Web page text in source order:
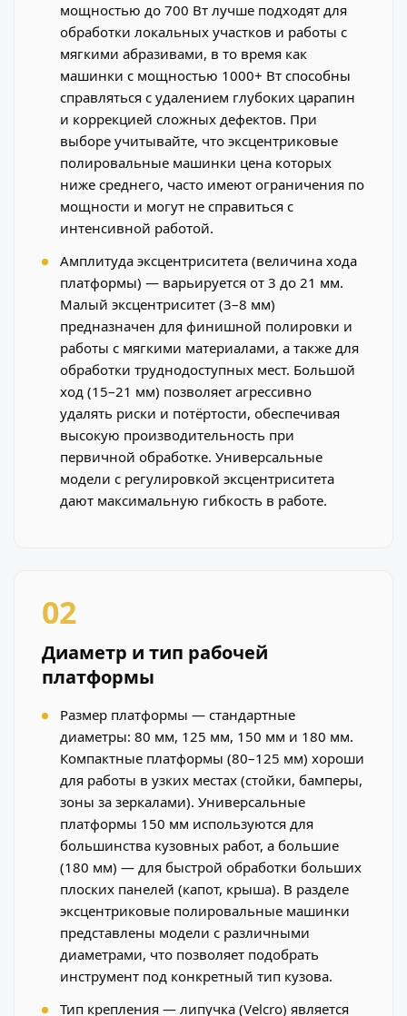
мощностью до 700 Вт лучше подходят для
обработки локальных участков и работы с
мягкими абразивами, в то время как
машинки с мощностью 1000+ Вт способны
справляться с удалением глубоких царапин
и коррекцией сложных дефектов. При
выборе учитывайте, что эксцентриковые
полировальные машинки цена которых
ниже среднего, часто имеют ограничения по
мощности и могут не справиться с
интенсивной работой.
Амплитуда эксцентриситета (величина хода
платформы) — варьируется от 3 до 21 мм.
Малый эксцентриситет (3–8 мм)
предназначен для финишной полировки и
работы с мягкими материалами, а также для
обработки труднодоступных мест. Большой
ход (15–21 мм) позволяет агрессивно
удалять риски и потёртости, обеспечивая
высокую производительность при
первичной обработке. Универсальные
модели с регулировкой эксцентриситета
дают максимальную гибкость в работе.
02
Диаметр и тип рабочей
платформы
Размер платформы — стандартные
диаметры: 80 мм, 125 мм, 150 мм и 180 мм.
Компактные платформы (80–125 мм) хороши
для работы в узких местах (стойки, бамперы,
зоны за зеркалами). Универсальные
платформы 150 мм используются для
большинства кузовных работ, а большие
(180 мм) — для быстрой обработки больших
плоских панелей (капот, крыша). В разделе
эксцентриковые полировальные машинки
представлены модели с различными
диаметрами, что позволяет подобрать
инструмент под конкретный тип кузова.
Тип крепления — липучка (Velcro) является